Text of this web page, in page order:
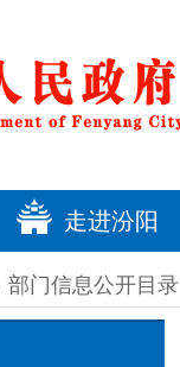
走进汾阳
部门信息公开目录